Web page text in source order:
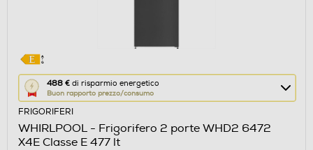
488 € di risparmio energetico
Buon rapporto prezzo/consumo
Questa
azione
aprirà
il
FRIGORIFERI
WHIRLPOOL - Frigorifero 2 porte WHD2 6472
X4E Classe E 477 lt